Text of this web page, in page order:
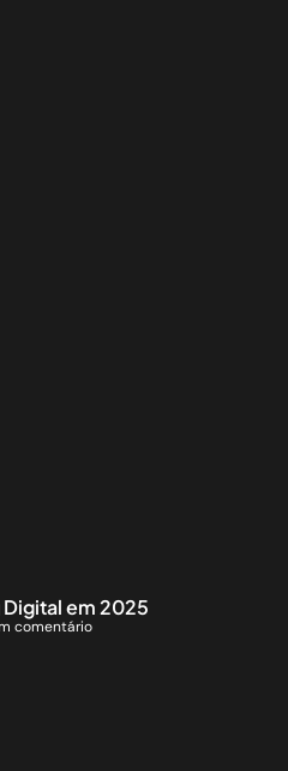
em 2025
comentário